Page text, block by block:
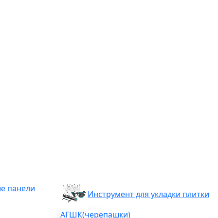
панели
Инструмент для укладки плитки
АГШК(черепашки)